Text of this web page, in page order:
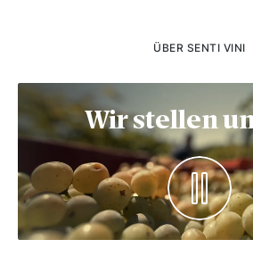
ÜBER SENTI VINI
Wir stellen